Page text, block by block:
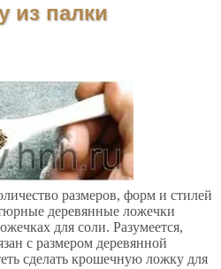
из палки
размеров, форм и стилей
деревянные ложечки
для соли. Разумеется,
с размером деревянной
сделать крошечную ложку для